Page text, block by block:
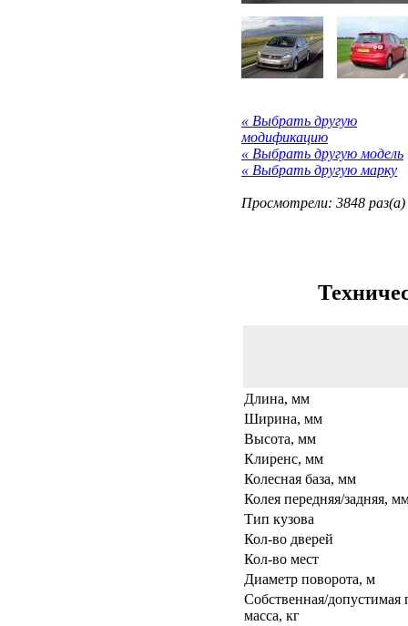
« Выбрать другую
модификацию
« Выбрать другую модель
« Выбрать другую марку
Просмотрели: 3848 раз(а)
Длина, мм
Ширина, мм
Высота, мм
Клиренс, мм
Колесная база, мм
Колея передняя/задняя,
Тип кузова
Кол-во дверей
Кол-во мест
Диаметр поворота, м
Собственная/допустимая
масса, кг